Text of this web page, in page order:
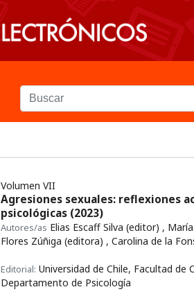
Volumen VII
Agresiones sexuales: reflexiones
psicológicas (2023)
Autores/as Elias Escaff Silva (editor) ,
Flores Zúñiga (editora) , Carolina de la
Editorial: Universidad de Chile, Facultad de
Departamento de Psicología